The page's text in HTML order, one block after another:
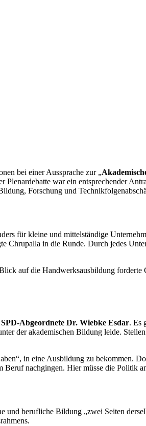
bei einer Aussprache zur „
Plenardebatte war ein entsprechender
Forschung und
für kleine und mittelständige
Chrupalla in die Runde. Durch jedes
auf die Handwerksausbildung forderte
SPD-Abgeordnete Dr. Wiebke Esdar. Es
der akademischen Bildung leide.
in eine Ausbildung zu bekommen.
nachgingen. Hier müsse die Politik
und berufliche Bildung „zwei Seiten